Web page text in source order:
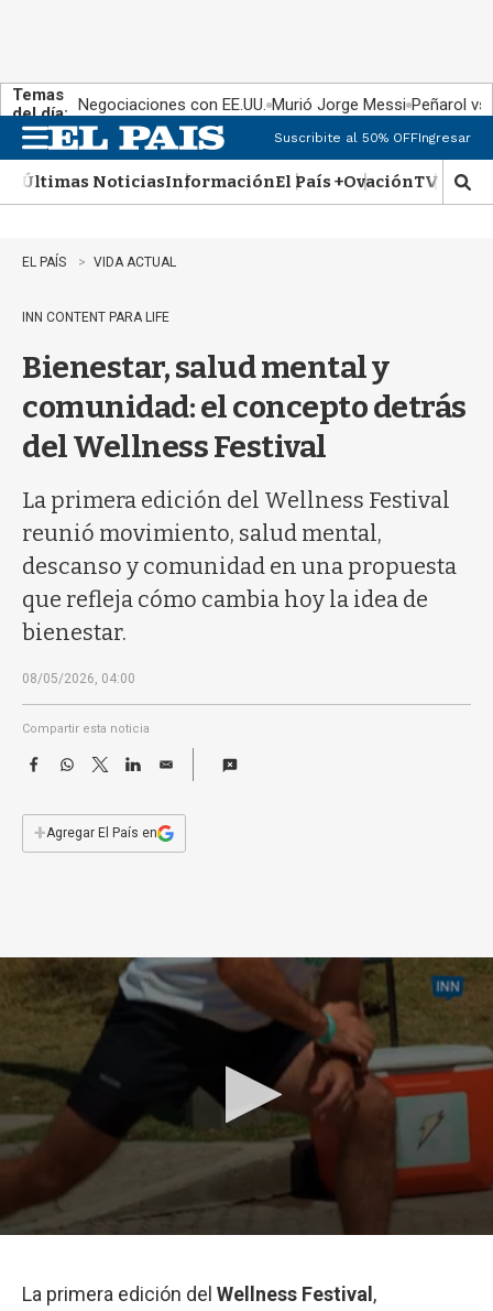
Temas
del día: Negociaciones con EE.UU. Murió Jorge Messi Peñarol
n
u
Suscribite al 50% OFFIngresar
Últimas NoticiasInformaciónEl País +OvaciónTV Show
M
o
q
EL PAÍS VIDA ACTUAL
INN CONTENT PARA LIFE
Bienestar, salud mental y
comunidad: el concepto detrás
del Wellness Festival
La primera edición del Wellness Festival
reunió movimiento, salud mental,
descanso y comunidad en una propuesta
que refleja cómo cambia hoy la idea de
bienestar.
08/05/2026, 04:00
Compartir esta noticia
F
e
b
W
s
T
w
t
L
E
i
l
+Agregar El País en
La primera edición del Wellness Festival ,